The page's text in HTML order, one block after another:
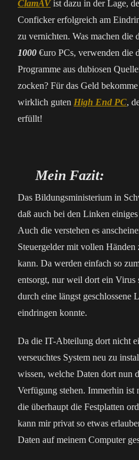
ClamAVist dazu in der Lage,
Conficker erfolgreich am
zu vernichten. Was machen die
1000 €uro PCs, verwenden die
Programme aus dubiosen
zocken? Für das Geld
wirklich guten High End PC,
erfüllt!
Mein Fazit:
Das Bildungsministerium in
daß auch bei den Linken
Auch die verstehen es
Steuergelder mit vollen Händen
kann. Da werden einfach so
entsorgt, nur weil dort ein Virus
durch eine längst geschlossene
eindringen konnte.
Da die IT-Abteilung dort nicht
verseuchtes System neu zu
wissen, welche Daten dort nun
Verfügung stehen. Immerhin ist
die überhaupt die Festplatten
kann mir privat so etwas
Daten auf meinem Computer